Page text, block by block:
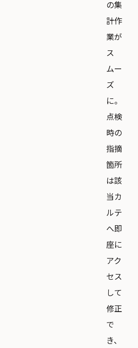
の集
計作
業が
ス
ムー
ズ
に。
点検
時の
指摘
箇所
は該
当カ
ルテ
へ即
座に
アク
セス
して
修正
で
き、